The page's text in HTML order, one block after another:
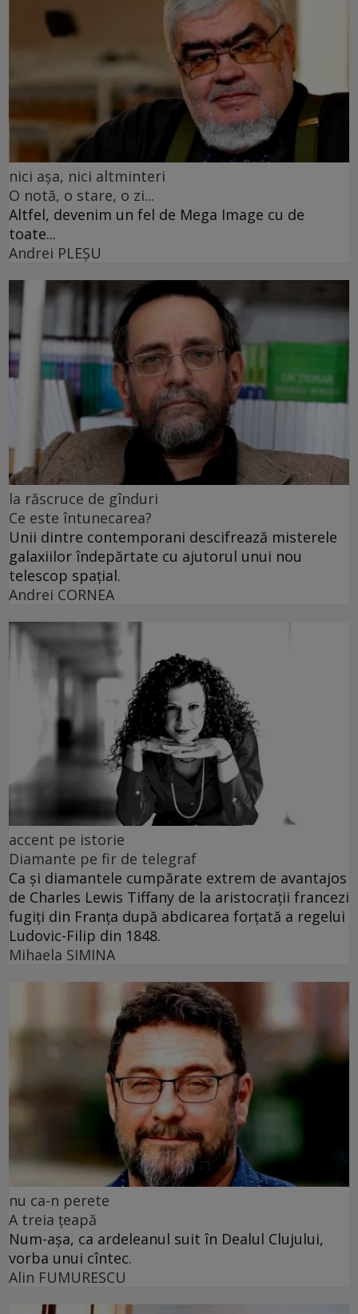
nici așa, nici altminteri
O notă, o stare, o zi...
Altfel, devenim un fel de Mega Image cu de
toate...
Andrei PLEŞU
la răscruce de gînduri
Ce este întunecarea?
Unii dintre contemporani descifrează misterele
galaxiilor îndepărtate cu ajutorul unui nou
telescop spațial.
Andrei CORNEA
accent pe istorie
Diamante pe fir de telegraf
Ca și diamantele cumpărate extrem de avantajos
de Charles Lewis Tiffany de la aristocrații francezi
fugiți din Franța după abdicarea forțată a regelui
Ludovic-Filip din 1848.
Mihaela SIMINA
nu ca-n perete
A treia țeapă
Num-așa, ca ardeleanul suit în Dealul Clujului,
vorba unui cîntec.
Alin FUMURESCU